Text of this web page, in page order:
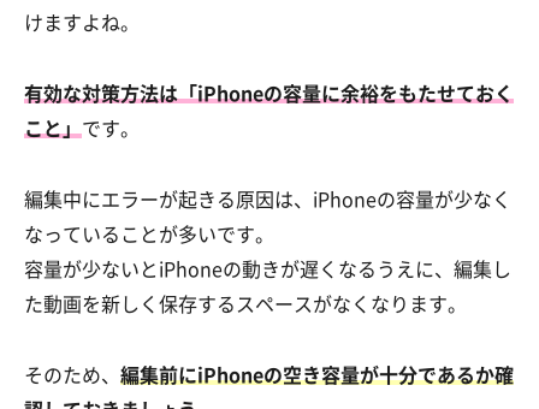
けますよね。
有効な対策方法は「iPhoneの容量に余裕をもたせておく
こと」 です。
編集中にエラーが起きる原因は、iPhoneの容量が少なく
なっていることが多いです。
容量が少ないとiPhoneの動きが遅くなるうえに、編集し
た動画を新しく保存するスペースがなくなります。
そのため、 編集前にiPhoneの空き容量が十分であるか確